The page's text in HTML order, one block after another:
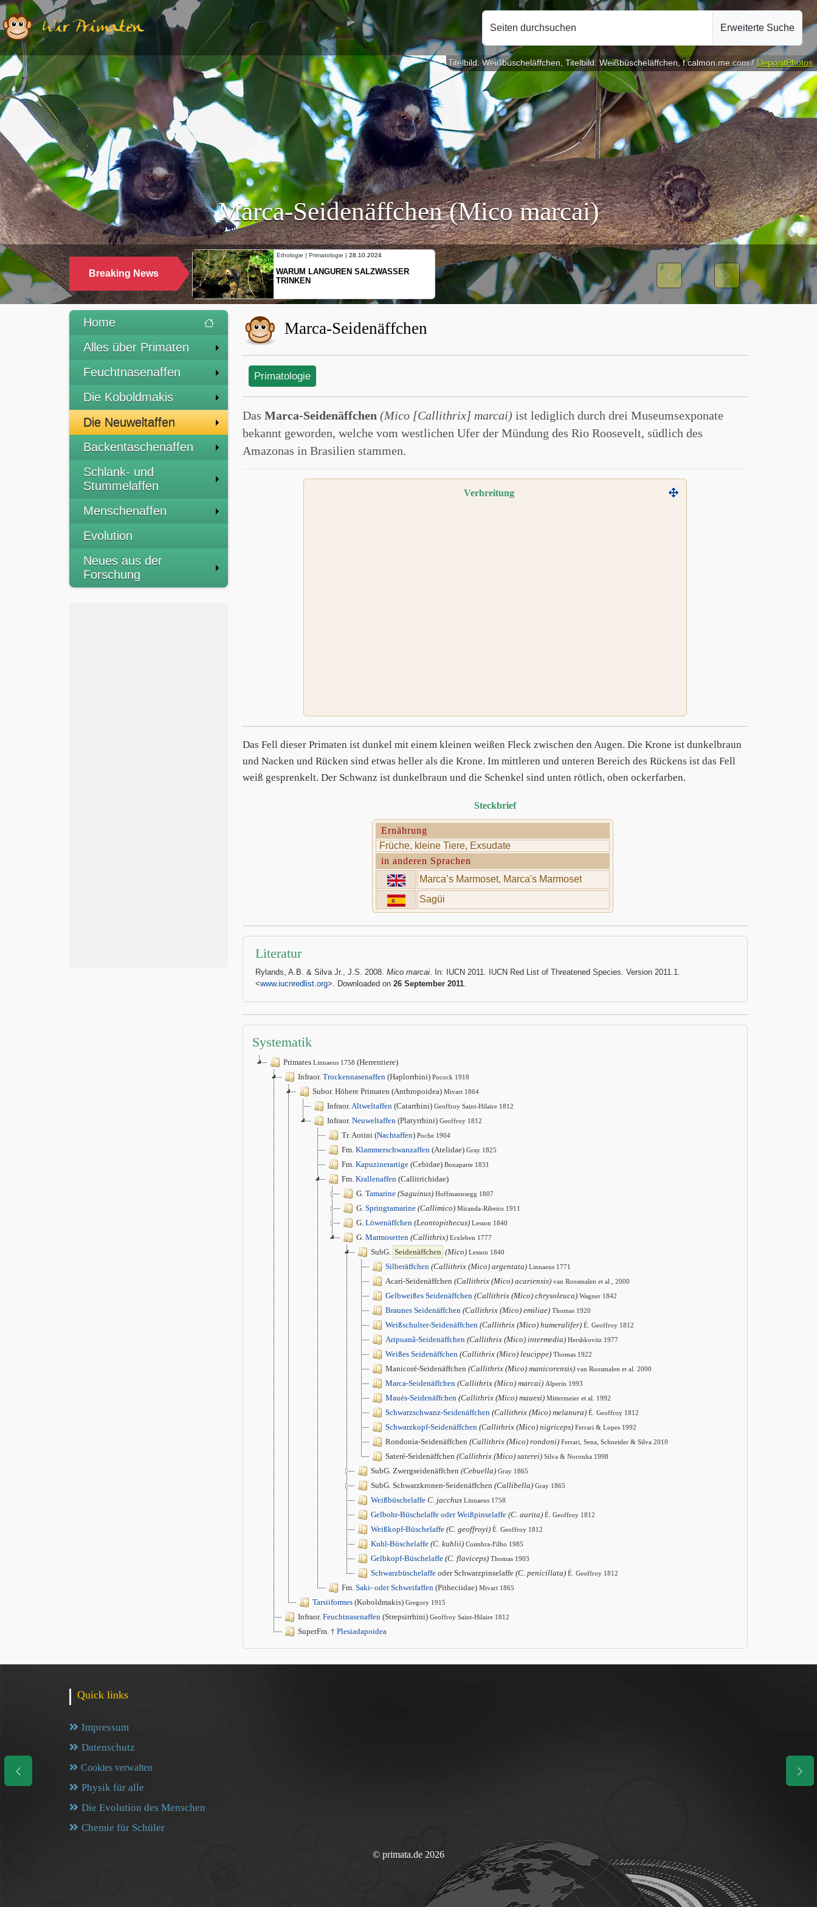
Wir Primaten Seiten durchsuchen Erweiterte Suche
Marca-Seidenäffchen (Mico marcai)
Breaking News
Ethologie | Primatologie |10.10.2024
NEUES VON WEIBLICHEN
SCHOPFGIBBONS UND IHRER
Ethologie | Primatologie | 28.10.2024
WARUM LANGUREN SALZWASSER
TRINKEN
Previous Next
Titelbild: Weißbüscheläffchen, Titelbild: Weißbüscheläffchen, f.calmon.me.com / DepositPhotos
Home
Alles über Primaten
Feuchtnasenaffen
Die Koboldmakis
Die Neuweltaffen
Backentaschenaffen
Schlank- und
Stummelaffen
Menschenaffen
Evolution
Neues aus der
Forschung
Marca-Seidenäffchen
Primatologie
Das Marca-Seidenäffchen (Mico [Callithrix] marcai) ist lediglich durch drei Museumsexponate
bekannt geworden, welche vom westlichen Ufer der Mündung des Rio Roosevelt, südlich des
Amazonas in Brasilien stammen.
Verbreitung
Das Fell dieser Primaten ist dunkel mit einem kleinen weißen Fleck zwischen den Augen. Die Krone ist dunkelbraun
und Nacken und Rücken sind etwas heller als die Krone. Im mittleren und unteren Bereich des Rückens ist das Fell
weiß gesprenkelt. Der Schwanz ist dunkelbraun und die Schenkel sind unten rötlich, oben ockerfarben.
Steckbrief
Ernährung
Früche, kleine Tiere, Exsudate
in anderen Sprachen
Marca’s Marmoset, Marca's Marmoset
Sagüi
Literatur
Rylands, A.B. & Silva Jr., J.S. 2008. Mico marcai. In: IUCN 2011. IUCN Red List of Threatened Species. Version 2011.1.
<www.iucnredlist.org>. Downloaded on 26 September 2011.
Systematik
Primates Linnaeus 1758 (Herrentiere)
Infraor. Trockennasenaffen (Haplorrhini) Pocock 1918
Subor. Höhere Primaten (Anthropoidea) Mivart 1864
Infraor.Altweltaffen (Catarrhini) Geoffroy Saint-Hilaire 1812
Infraor. Neuweltaffen (Platyrrhini) Geoffroy 1812
Tr. Aotini (Nachtaffen) Poche 1904
Fm. Klammerschwanzaffen (Atelidae) Gray 1825
Fm. Kapuzinerartige (Cebidae) Bonaparte 1831
Fm. Krallenaffen (Callitrichidae)
G. Tamarine (Saguinus) Hoffmannsegg 1807
G. Springtamarine (Callimico) Miranda-Ribeiro 1911
G. Löwenäffchen (Leontopithecus) Lesson 1840
G. Marmosetten (Callithrix) Erxleben 1777
SubG. Seidenäffchen (Mico) Lesson 1840
Silberäffchen (Callithrix (Mico) argentata) Linnaeus 1771
Acarí-Seidenäffchen (Callithrix (Mico) acariensis) van Roosmalen et al., 2000
Gelbweißes Seidenäffchen (Callithrix (Mico) chrysoleuca) Wagner 1842
Braunes Seidenäffchen (Callithrix (Mico) emiliae) Thomas 1920
Weißschulter-Seidenäffchen (Callithrix (Mico) humeralifer) É. Geoffroy 1812
Aripuanã-Seidenäffchen (Callithrix (Mico) intermedia) Hershkovitz 1977
Weißes Seidenäffchen (Callithrix (Mico) leucippe) Thomas 1922
Manicoré-Seidenäffchen (Callithrix (Mico) manicorensis) van Roosmalen et al. 2000
Marca-Seidenäffchen (Callithrix (Mico) marcai) Alperin 1993
Maués-Seidenäffchen (Callithrix (Mico) mauesi) Mittermeier et al. 1992
Schwarzschwanz-Seidenäffchen (Callithrix (Mico) melanura) É. Geoffroy 1812
Schwarzkopf-Seidenäffchen (Callithrix (Mico) nigriceps) Ferrari & Lopes 1992
Rondonia-Seidenäffchen (Callithrix (Mico) rondoni) Ferrari, Sena, Schneider & Silva 2010
Sateré-Seidenäffchen (Callithrix (Mico) saterei) Silva & Noronha 1998
SubG. Zwergseidenäffchen (Cebuella) Gray 1865
SubG. Schwarzkronen-Seidenäffchen (Callibella) Gray 1865
Weißbüschelaffe C. jacchus Linnaeus 1758
Gelbohr-Büschelaffe oder Weißpinselaffe (C. aurita) É. Geoffroy 1812
Weißkopf-Büschelaffe (C. geoffroyi) É. Geoffroy 1812
Kuhl-Büschelaffe (C. kuhlii) Coimbra-Filho 1985
Gelbkopf-Büschelaffe (C. flaviceps) Thomas 1903
Schwarzbüschelaffe oder Schwarzpinselaffe (C. penicillata) É. Geoffroy 1812
Fm. Saki- oder Schweifaffen (Pitheciidae) Mivart 1865
Tarsiiformes (Koboldmakis) Gregory 1915
Infraor. Feuchtnasenaffen (Strepsirrhini) Geoffroy Saint-Hilaire 1812
SuperFm. † Plesiadapoidea
Quick links
Impressum
Datenschutz
Cookies verwalten
Physik für alle
Die Evolution des Menschen
Chemie für Schüler
© primata.de 2026